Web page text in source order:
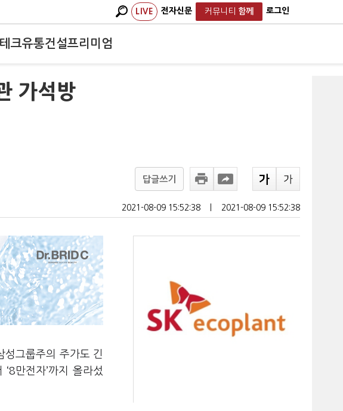
LIVE 전자신문 커뮤니티 함께 로그인
테크유통건설프리미엄
가석방
답글쓰기
2021-08-09 15:52:38 2021-08-09 15:52:38
성그룹주의 주가도 긴
만전자’까지 올라섰